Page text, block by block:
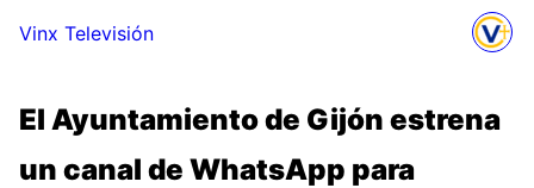
Vinx Televisión
El Ayuntamiento de Gijón estrena
un canal de WhatsApp para